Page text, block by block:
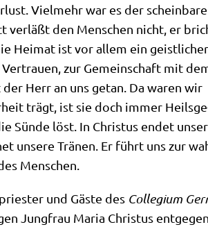
Viel­mehr war es der schein­ba­re
ver­läßt den Men­schen nicht, er
Hei­mat ist vor allem ein geist­li­cher
zur Gemein­schaft mit
Herr an uns getan. Da waren wir
trägt, ist sie doch immer
Sün­de löst. In Chri­stus endet unser
unse­re Trä­nen. Er führt uns zur
Menschen.
und Gäste des Col­le­gi­um
Jung­frau Maria Chri­stus